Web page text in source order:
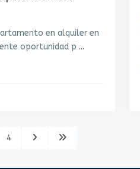
en alquiler en
oportunidad p ...
4